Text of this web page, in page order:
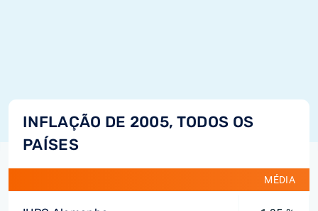
INFLAÇÃO DE 2005, TODOS OS
PAÍSES
MÉDIA